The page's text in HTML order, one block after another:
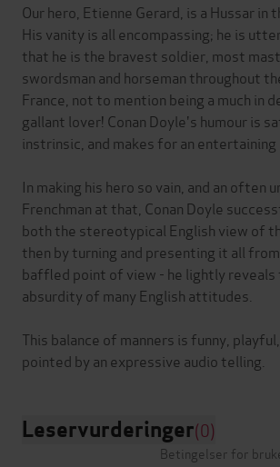
Our hero, Etienne Gerard, is a Hussar in
His vanity is all encompassing; he is
that he is the bravest soldier, most
swordsman and horseman throughout
France, not to mention being a much in
gallant lover! Conan Doyle's humour is
instrinsic, and makes for an entertaining
In making his hero so vain, and an often
Frenchman at that, Conan Doyle
both the stereotypical English view of
then by turning and presenting it all
baffled point of view - he lightly reveals
absurdity of many English attitudes.
This balance of manners is funny,
Leservurderinger(0)
Betingelser for